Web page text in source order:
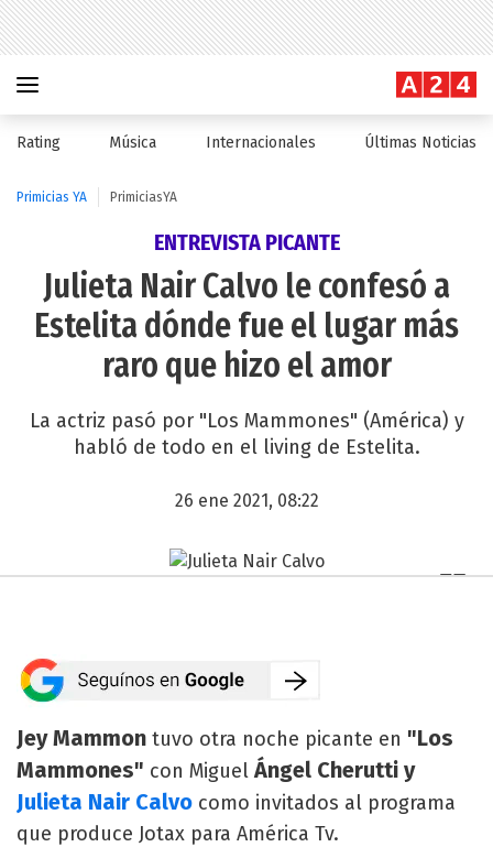
Rating Música Internacionales Últimas Noticias
Primicias YA PrimiciasYA
ENTREVISTA PICANTE
Julieta Nair Calvo le confesó a
Estelita dónde fue el lugar más
raro que hizo el amor
La actriz pasó por "Los Mammones" (América) y
habló de todo en el living de Estelita.
26 ene 2021, 08:22
Jey Mammon tuvo otra noche picante en "Los
Mammones" con MiguelÁngel Cherutti y
Julieta Nair Calvo como invitados al programa
que produce Jotax para América Tv.